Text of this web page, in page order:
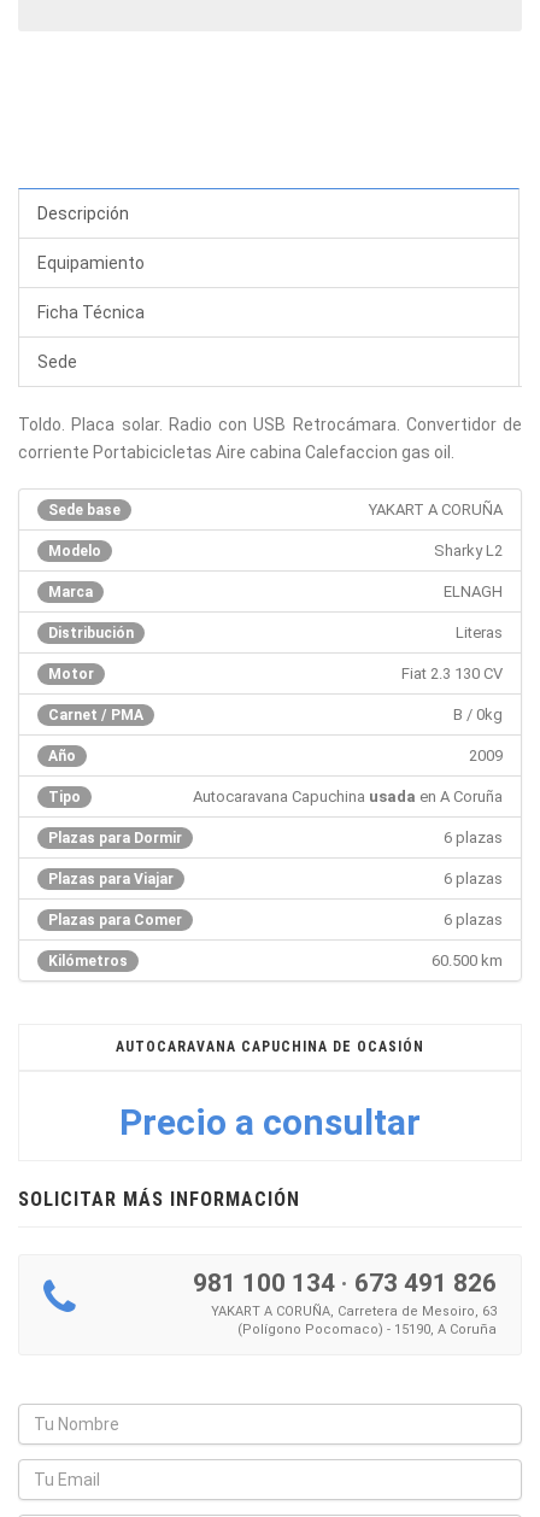
Descripción
Equipamiento
Ficha Técnica
Sede
Toldo. Placa solar. Radio con USB Retrocámara. Convertidor de
corriente Portabicicletas Aire cabina Calefaccion gas oil.
Sede base YAKART A CORUÑA
Modelo Sharky L2
Marca ELNAGH
Distribución Literas
Motor Fiat 2.3 130 CV
Carnet / PMA B / 0kg
Año 2009
Tipo Autocaravana Capuchina usada en A Coruña
Plazas para Dormir 6 plazas
Plazas para Viajar 6 plazas
Plazas para Comer 6 plazas
Kilómetros 60.500 km
AUTOCARAVANA CAPUCHINA DE OCASIÓN
Precio a consultar
SOLICITAR MÁS INFORMACIÓN
981 100 134 · 673 491 826
YAKART A CORUÑA, Carretera de Mesoiro, 63
(Polígono Pocomaco) - 15190, A Coruña